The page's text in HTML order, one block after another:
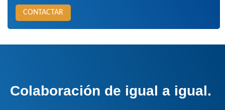
CONTACTAR
Colaboración de igual a igual.